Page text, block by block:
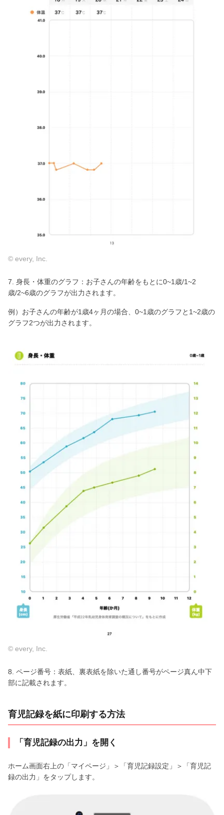
© every, Inc.
7. 身長・体重のグラフ：お子さんの年齢をもとに0~1歳/1~2
歳/2~6歳のグラフが出力されます。
例）お子さんの年齢が1歳4ヶ月の場合、0~1歳のグラフと1~2歳の
グラフ2つが出力されます。
© every, Inc.
8. ページ番号：表紙、裏表紙を除いた通し番号がページ真ん中下
部に記載されます。
育児記録を紙に印刷する方法
「育児記録の出力」を開く
ホーム画面右上の「マイページ」＞「育児記録設定」＞「育児記
録の出力」をタップします。